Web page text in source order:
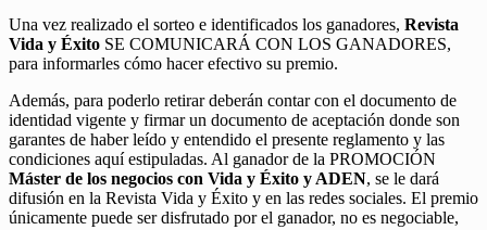
Una vez realizado el sorteo e identificados los ganadores, Revista
Vida y Éxito SE COMUNICARÁ CON LOS GANADORES,
para informarles cómo hacer efectivo su premio.
Además, para poderlo retirar deberán contar con el documento de
identidad vigente y firmar un documento de aceptación donde son
garantes de haber leído y entendido el presente reglamento y las
condiciones aquí estipuladas. Al ganador de la PROMOCIÓN
Máster de los negocios con Vida y Éxito y ADEN, se le dará
difusión en la Revista Vida y Éxito y en las redes sociales. El premio
únicamente puede ser disfrutado por el ganador, no es negociable,